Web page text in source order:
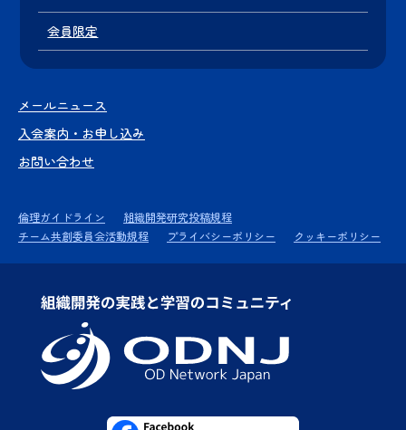
会員限定
メールニュース
入会案内・お申し込み
お問い合わせ
倫理ガイドライン
組織開発研究投稿規程
チーム共創委員会活動規程
プライバシーポリシー クッキーポリシー